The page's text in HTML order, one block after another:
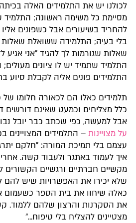
לכולנו יש את התלמידים האלה
מסיימת כל משימה ראשונה;
להחריד בשיעורים אבל כשפונים
בלי בעיה; התלמידה ששואלת שאלות
שאלות שגורמות לך להגיד "אני
התלמיד שתמיד יש לו ציונים
התלמידים פונים אליה לקבלת סיוע
תלמידים כאלו הם לכאורה חלומו
כלל מצליחים וכמעט שאינם
אבל למעשה, כפי שכתב כבר יובל
על מצויינות– התלמידים המצויינים
עצמם בלי תמיכת המורה: "חלקם
איך לעמוד באתגר ולעבוד קשה.
מקשיים חברתיים ורגשיים הקשורים
שלא יכירו את האפשרויות שיש להם
כאלה שיחוו את בית הספר כשעמום
את הסקרנות והרצון שלהם ללמוד.
מצטיינים להצליח בלי טיפוח..."